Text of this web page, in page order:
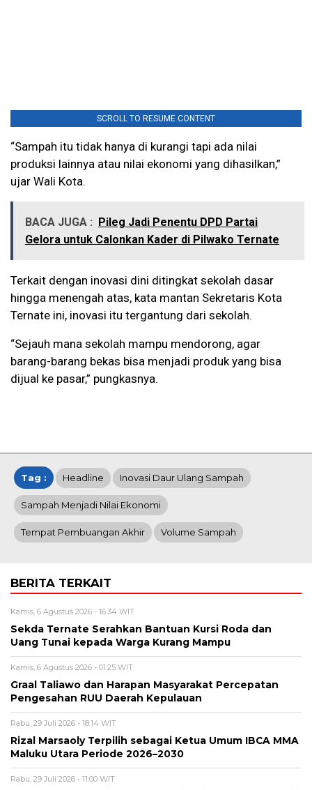
SCROLL TO RESUME CONTENT
“Sampah itu tidak hanya di kurangi tapi ada nilai
produksi lainnya atau nilai ekonomi yang dihasilkan,”
ujar Wali Kota.
BACA JUGA :
Pileg Jadi Penentu DPD Partai
Gelora untuk Calonkan Kader di Pilwako Ternate
Terkait dengan inovasi dini ditingkat sekolah dasar
hingga menengah atas, kata mantan Sekretaris Kota
Ternate ini, inovasi itu tergantung dari sekolah.
“Sejauh mana sekolah mampu mendorong, agar
barang-barang bekas bisa menjadi produk yang bisa
dijual ke pasar,” pungkasnya.
Tag : Headline Inovasi Daur Ulang Sampah
Sampah Menjadi Nilai Ekonomi
Tempat Pembuangan Akhir Volume Sampah
BERITA TERKAIT
Kamis, 6 Agustus 2026 - 16:34 WIT
Sekda Ternate Serahkan Bantuan Kursi Roda dan
Uang Tunai kepada Warga Kurang Mampu
Kamis, 6 Agustus 2026 - 01:25 WIT
Graal Taliawo dan Harapan Masyarakat Percepatan
Pengesahan RUU Daerah Kepulauan
Rabu, 29 Juli 2026 - 18:14 WIT
Rizal Marsaoly Terpilih sebagai Ketua Umum IBCA MMA
Maluku Utara Periode 2026–2030
Rabu, 29 Juli 2026 - 11:00 WIT